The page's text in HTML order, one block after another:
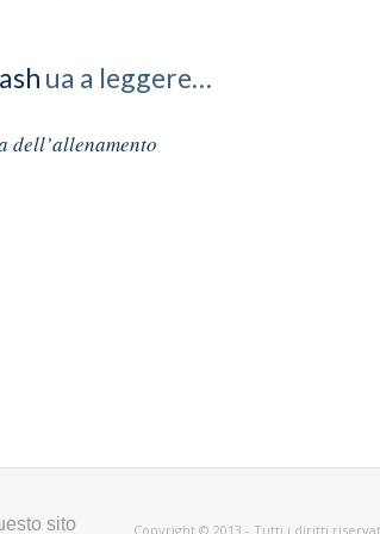
ua a leggere…
dell’allenamento
sito Copyright © 2013 - Tutti i diritti